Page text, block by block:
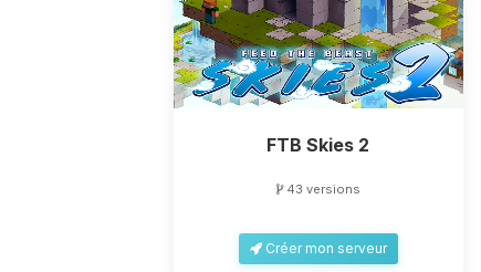
FTB Skies 2
43 versions
Créer mon serveur